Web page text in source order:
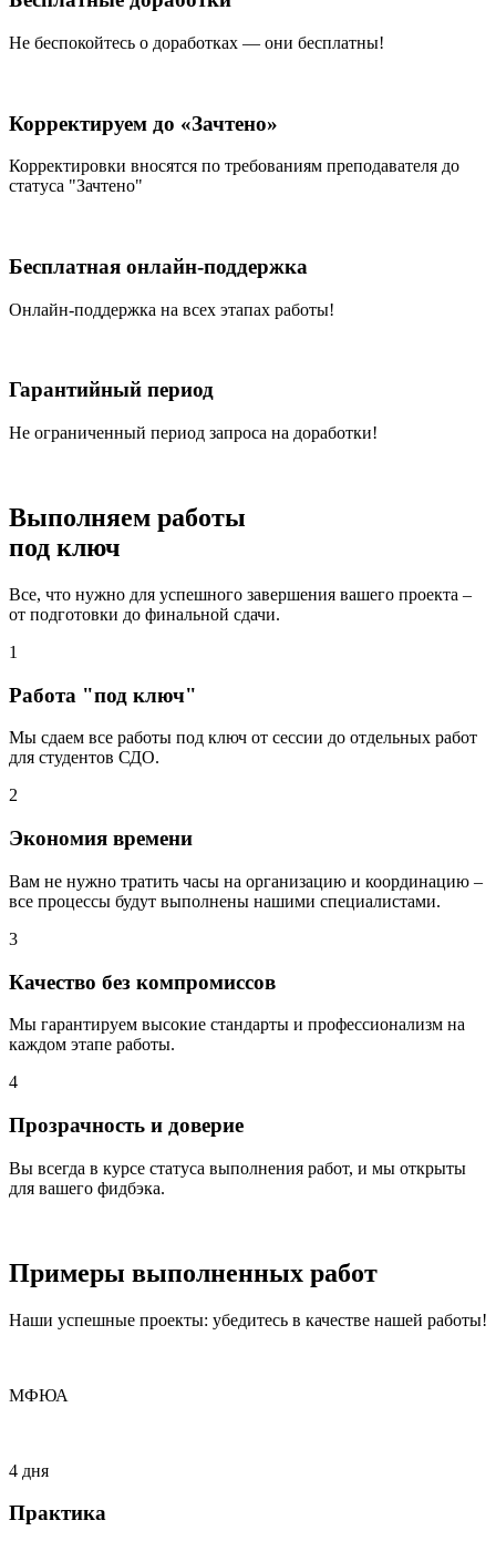
Не беспокойтесь о доработках — они бесплатны!
Корректируем до «Зачтено»
Корректировки вносятся по требованиям преподавателя до
статуса "Зачтено"
Бесплатная онлайн-поддержка
Онлайн-поддержка на всех этапах работы!
Гарантийный период
Не ограниченный период запроса на доработки!
Выполняем работы
под ключ
Все, что нужно для успешного завершения вашего проекта –
от подготовки до финальной сдачи.
1
Работа "под ключ"
Мы сдаем все работы под ключ от сессии до отдельных работ
для студентов СДО.
2
Экономия времени
Вам не нужно тратить часы на организацию и координацию –
все процессы будут выполнены нашими специалистами.
3
Качество без компромиссов
Мы гарантируем высокие стандарты и профессионализм на
каждом этапе работы.
4
Прозрачность и доверие
Вы всегда в курсе статуса выполнения работ, и мы открыты
для вашего фидбэка.
Примеры выполненных работ
Наши успешные проекты: убедитесь в качестве нашей работы!
МФЮА
4 дня
Практика